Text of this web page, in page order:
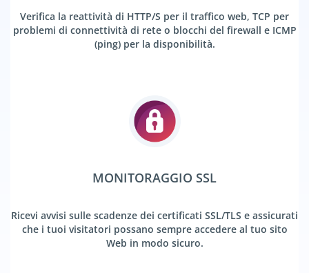
Verifica la reattività di HTTP/S per il traffico web, TCP per
problemi di connettività di rete o blocchi del firewall e ICMP
(ping) per la disponibilità.
MONITORAGGIO SSL
Ricevi avvisi sulle scadenze dei certificati SSL/TLS e assicurati
che i tuoi visitatori possano sempre accedere al tuo sito
Web in modo sicuro.